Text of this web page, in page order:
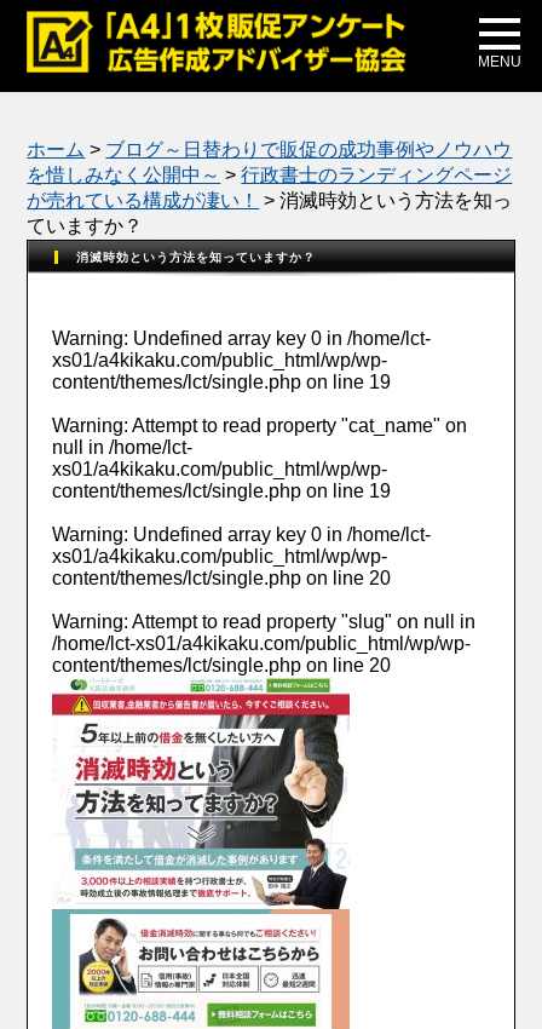
MENU
メディア掲載
公式ブログ
ホーム > ブログ～日替わりで販促の成功事例やノウハウ
を惜しみなく公開中～ >行政書士のランディングページ
が売れている構成が凄い！
>消滅時効という方法を知っ
ていますか？
消滅時効という方法を知っていますか？
Warning: Undefined array key 0 in/home/lct-
xs01/a4kikaku.com/public_html/wp/wp-
content/themes/lct/single.php on line 19
Warning: Attempt to read property "cat_name" on
null in/home/lct-
xs01/a4kikaku.com/public_html/wp/wp-
content/themes/lct/single.php on line 19
Warning: Undefined array key 0 in/home/lct-
xs01/a4kikaku.com/public_html/wp/wp-
content/themes/lct/single.php on line 20
Warning: Attempt to read property "slug" on null in
/home/lct-xs01/a4kikaku.com/public_html/wp/wp-
content/themes/lct/single.php on line 20